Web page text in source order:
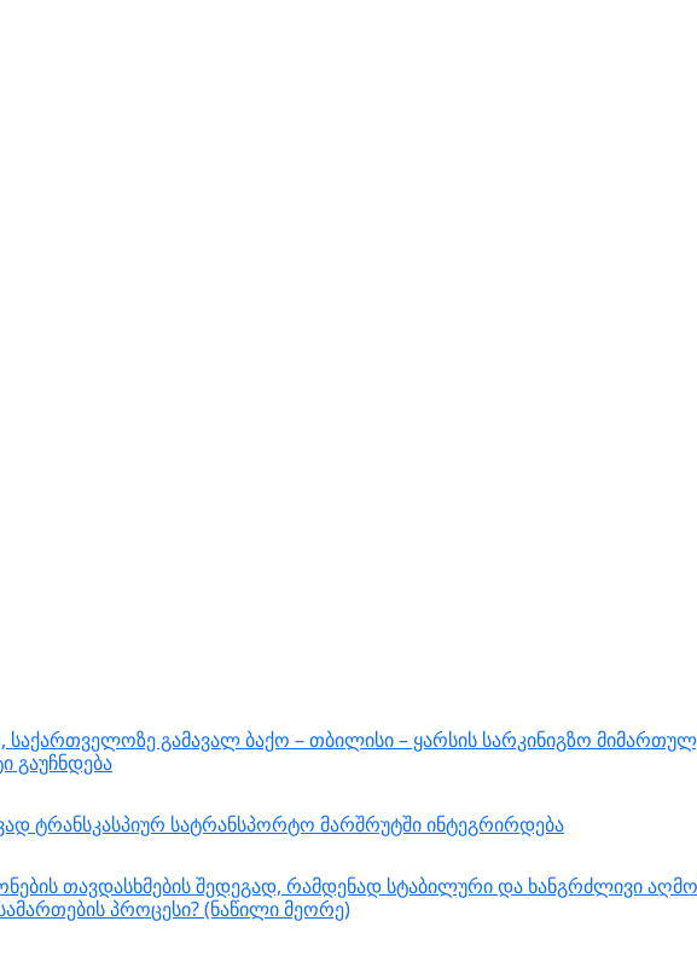
გამავალ ბაქო – თბილისი – ყარსის სარკინიგზო
გაუჩნდება
ტრანსკასპიურ სატრანსპორტო მარშრუტში ინტეგრირდება
თავდასხმების შედეგად, რამდენად სტაბილური და ხანგრძლივი
პროცესი? (ნაწილი მეორე)